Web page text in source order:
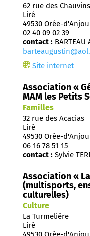
62 rue des Chauvins
Liré
49530 Orée-d'Anjou
02 40 09 02 39
contact :
Site internet
Association «
MAM les Petits
Familles
32 rue des Acacias
Liré
49530 Orée-d'Anjou
06 16 78 51 15
contact : Sylvie
Association «
(multisports,
culturelles)
Culture
La Turmelière
Liré